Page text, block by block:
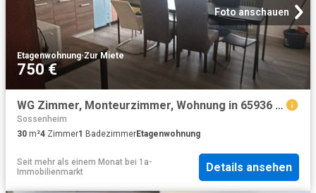
Foto anschauen
Etagenwohnung·Zur Miete
750 €
WG Zimmer, Monteurzimmer, Wohnung in 65936 Frankfurt
Sossenheim
30 m²4 Zimmer1 BadezimmerEtagenwohnung
Seit mehr als einem Monat bei 1a-
Immobilienmarkt
Details ansehen